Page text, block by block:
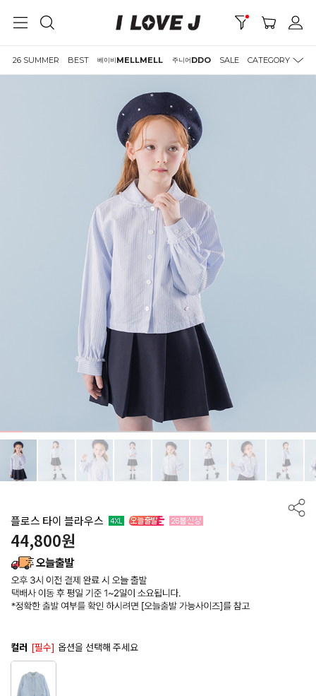
26 SUMMER BEST 베이비MELLMELL 주니어DDO SALE CATEGORY
플로스 타이 블라우스
44,800원
컬러 [필수] 옵션을 선택해 주세요